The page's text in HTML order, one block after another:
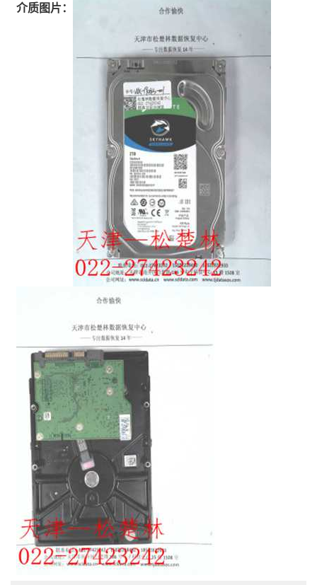
介质图片：